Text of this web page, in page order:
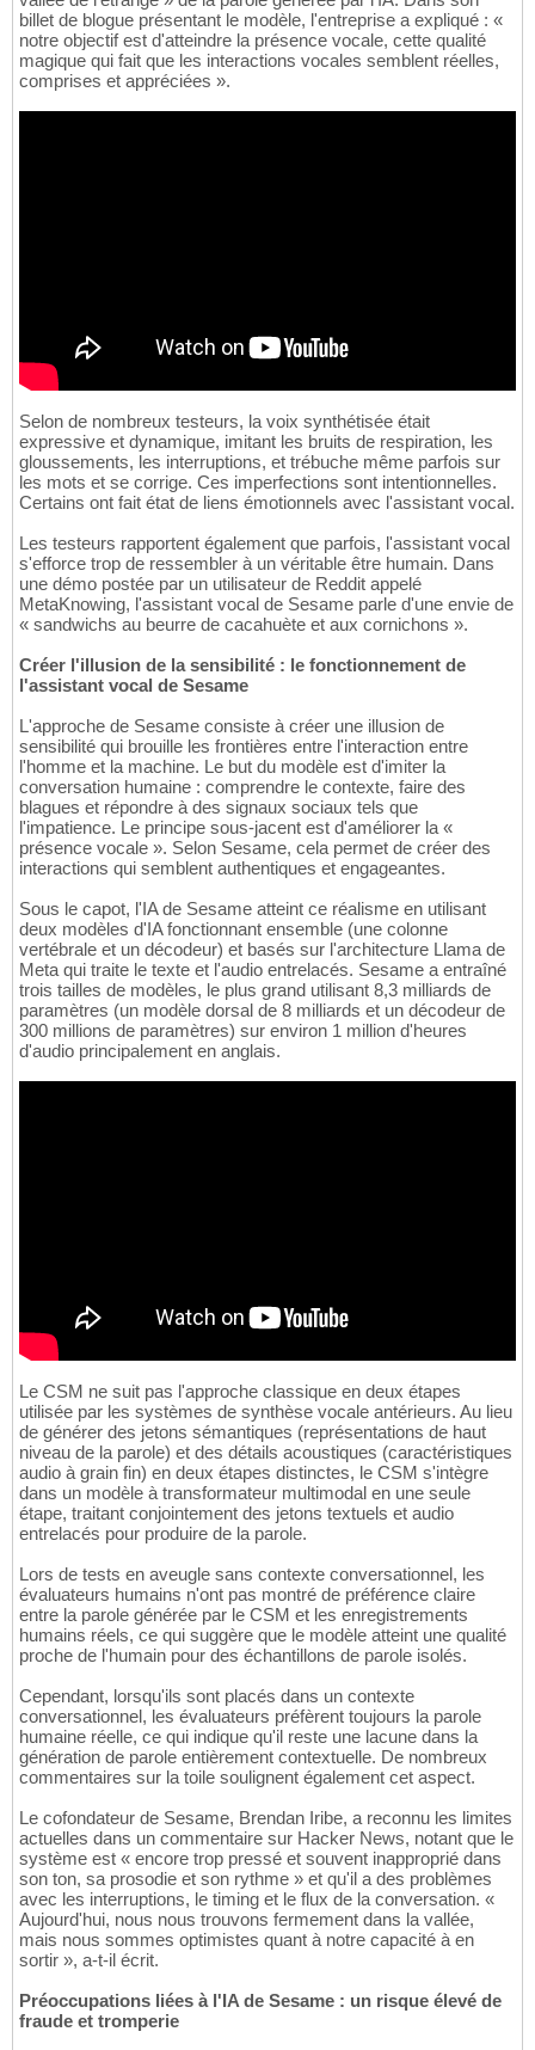
billet de blogue présentant le modèle, l'entreprise a expliqué : «
notre objectif est d'atteindre la présence vocale, cette qualité
magique qui fait que les interactions vocales semblent réelles,
comprises et appréciées ».
Selon de nombreux testeurs, la voix synthétisée était
expressive et dynamique, imitant les bruits de respiration, les
gloussements, les interruptions, et trébuche même parfois sur
les mots et se corrige. Ces imperfections sont intentionnelles.
Certains ont fait état de liens émotionnels avec l'assistant vocal.
Les testeurs rapportent également que parfois, l'assistant vocal
s'efforce trop de ressembler à un véritable être humain. Dans
une démo postée par un utilisateur de Reddit appelé
MetaKnowing, l'assistant vocal de Sesame parle d'une envie de
« sandwichs au beurre de cacahuète et aux cornichons ».
Créer l'illusion de la sensibilité : le fonctionnement de
l'assistant vocal de Sesame
L'approche de Sesame consiste à créer une illusion de
sensibilité qui brouille les frontières entre l'interaction entre
l'homme et la machine. Le but du modèle est d'imiter la
conversation humaine : comprendre le contexte, faire des
blagues et répondre à des signaux sociaux tels que
l'impatience. Le principe sous-jacent est d'améliorer la «
présence vocale ». Selon Sesame, cela permet de créer des
interactions qui semblent authentiques et engageantes.
Sous le capot, l'IA de Sesame atteint ce réalisme en utilisant
deux modèles d'IA fonctionnant ensemble (une colonne
vertébrale et un décodeur) et basés sur l'architecture Llama de
Meta qui traite le texte et l'audio entrelacés. Sesame a entraîné
trois tailles de modèles, le plus grand utilisant 8,3 milliards de
paramètres (un modèle dorsal de 8 milliards et un décodeur de
300 millions de paramètres) sur environ 1 million d'heures
d'audio principalement en anglais.
Le CSM ne suit pas l'approche classique en deux étapes
utilisée par les systèmes de synthèse vocale antérieurs. Au lieu
de générer des jetons sémantiques (représentations de haut
niveau de la parole) et des détails acoustiques (caractéristiques
audio à grain fin) en deux étapes distinctes, le CSM s'intègre
dans un modèle à transformateur multimodal en une seule
étape, traitant conjointement des jetons textuels et audio
entrelacés pour produire de la parole.
Lors de tests en aveugle sans contexte conversationnel, les
évaluateurs humains n'ont pas montré de préférence claire
entre la parole générée par le CSM et les enregistrements
humains réels, ce qui suggère que le modèle atteint une qualité
proche de l'humain pour des échantillons de parole isolés.
Cependant, lorsqu'ils sont placés dans un contexte
conversationnel, les évaluateurs préfèrent toujours la parole
humaine réelle, ce qui indique qu'il reste une lacune dans la
génération de parole entièrement contextuelle. De nombreux
commentaires sur la toile soulignent également cet aspect.
Le cofondateur de Sesame, Brendan Iribe, a reconnu les limites
actuelles dans un commentaire sur Hacker News, notant que le
système est « encore trop pressé et souvent inapproprié dans
son ton, sa prosodie et son rythme » et qu'il a des problèmes
avec les interruptions, le timing et le flux de la conversation. «
Aujourd'hui, nous nous trouvons fermement dans la vallée,
mais nous sommes optimistes quant à notre capacité à en
sortir », a-t-il écrit.
Préoccupations liées à l'IA de Sesame : un risque élevé de
fraude et tromperie